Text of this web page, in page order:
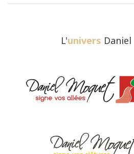
L'univers